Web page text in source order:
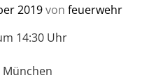
2019von feuerwehr
14:30 Uhr
München